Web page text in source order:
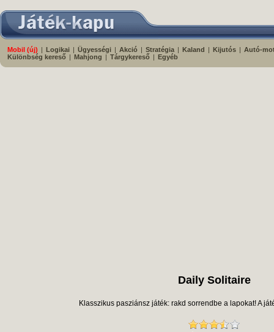
Mobil (új) | Logikai | Ügyességi | Akció | Stratégia | Kaland | Kijutós | Autó-
Különbség kereső | Mahjong | Tárgykereső | Egyéb
Daily Solitaire
Klasszikus pasziánsz játék: rakd sorrendbe a lapokat! A